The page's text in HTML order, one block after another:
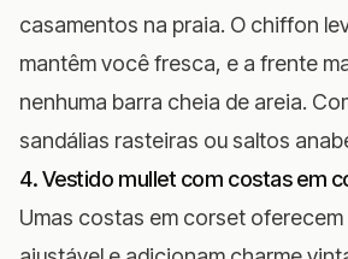
casamentos na praia. O chiffon
mantêm você fresca, e a frente
nenhuma barra cheia de areia.
sandálias rasteiras ou saltos
4. Vestido mullet com costas em
Umas costas em corset oferecem